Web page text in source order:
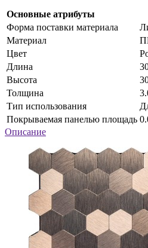
Основные атрибуты
Форма поставки материала
Материал
Цвет
Длина
Высота
Толщина
Тип использования
Покрываемая панелью площадь
Описание